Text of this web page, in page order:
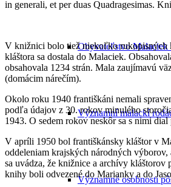
Obyvateľstvo Malaciek
Významní malackí
Významné osobnosti
in generali, et per duas Quadragesimas.
V knižnici bolo tiež niekoľko rukopisných
kláštora sa dostala do Malaciek.
obsahovala 1234 strán. Mala zaujímavú
(domácim nárečím).
Okolo roku 1940 františkáni nemali
podľa údajov z 30. rokov minulého
1943. O sedem rokov neskôr sa s nimi dial
V apríli 1950 bol františkánsky kláštor v
oddeleniam krajských národných
sa uvádza, že knižnice a archívy
knihy boli odvezené do Marianky a do